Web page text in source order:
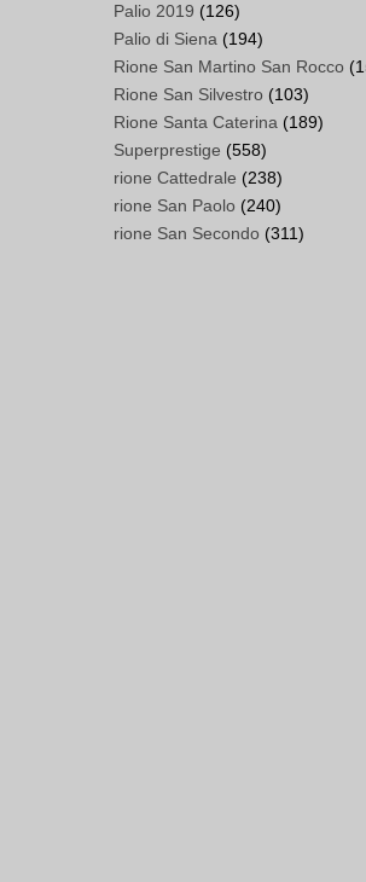
Palio 2019 (126)
Palio di Siena (194)
Rione San Martino San Rocco
Rione San Silvestro (103)
Rione Santa Caterina (189)
Superprestige (558)
rione Cattedrale (238)
rione San Paolo (240)
rione San Secondo (311)